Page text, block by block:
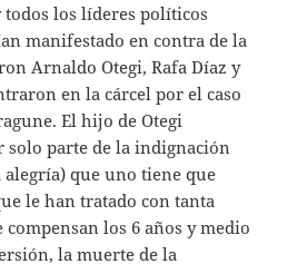
todos los líderes políticos
manifestado en contra de la
Arnaldo Otegi, Rafa Díaz y
en la cárcel por el caso
El hijo de Otegi
solo parte de la indignación
alegría) que uno tiene que
le han tratado con tanta
compensan los 6 años y medio
la muerte de la